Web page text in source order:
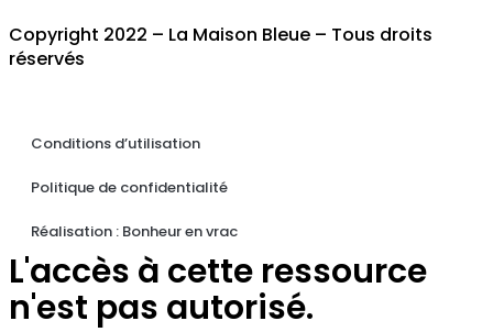
Copyright 2022 – La Maison Bleue – Tous droits
réservés
Conditions d’utilisation
Politique de confidentialité
Réalisation : Bonheur en vrac
L'accès à cette ressource
n'est pas autorisé.